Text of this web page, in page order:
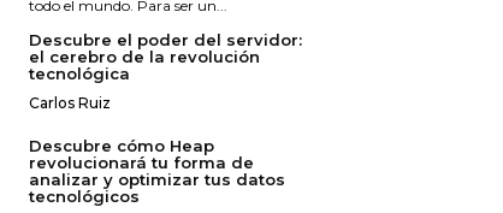
todo el mundo. Para ser un...
Descubre el poder del servidor:
el cerebro de la revolución
tecnológica
Carlos Ruiz
Descubre cómo Heap
revolucionará tu forma de
analizar y optimizar tus datos
tecnológicos